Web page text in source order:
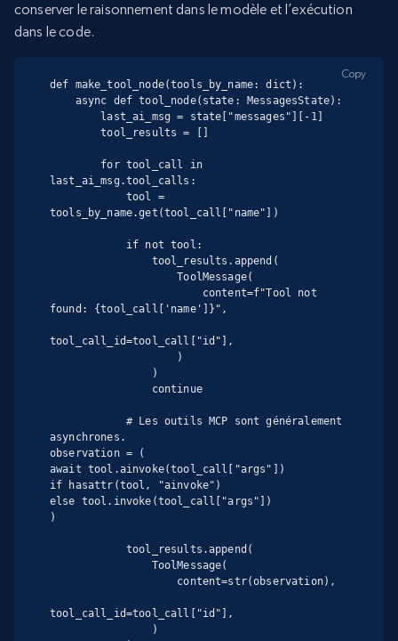
conserver le raisonnement dans le modèle et l’exécution
dans le code.
def make_tool_node(tools_by_name: dict):
        tool_results = []
last_ai_msg.tool_calls:
tools_by_name.get(tool_call["name"])
                    ToolMessage(
found: {tool_call['name']}",
tool_call_id=tool_call["id"],
asynchrones.
observation = (
await tool.ainvoke(tool_call["args"])
if hasattr(tool, "ainvoke")
else tool.invoke(tool_call["args"])
)
tool_call_id=tool_call["id"],
Copy